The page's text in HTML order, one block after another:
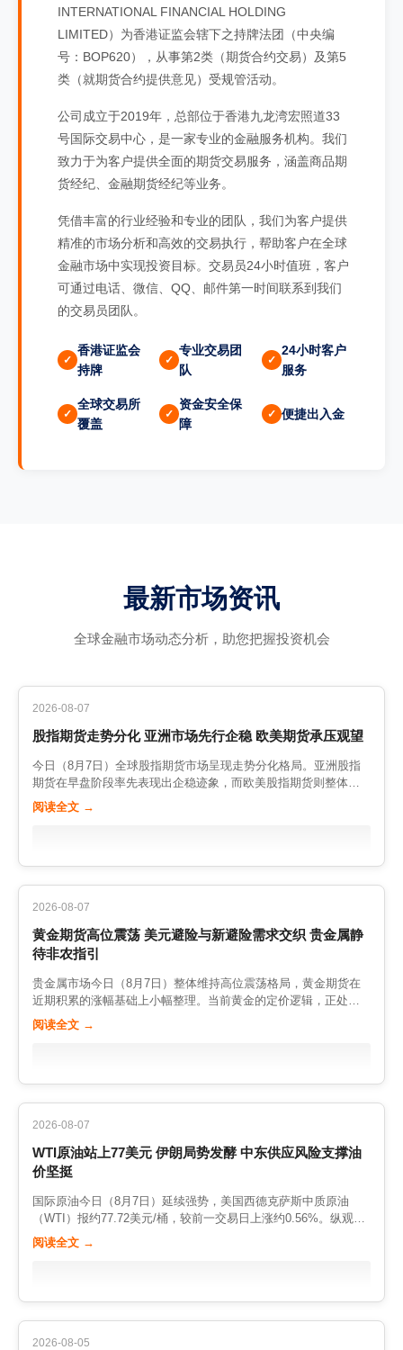
INTERNATIONAL FINANCIAL HOLDING
LIMITED）为香港证监会辖下之持牌法团（中央编
号：BOP620），从事第2类（期货合约交易）及第5
类（就期货合约提供意见）受规管活动。
公司成立于2019年，总部位于香港九龙湾宏照道33
号国际交易中心，是一家专业的金融服务机构。我们
致力于为客户提供全面的期货交易服务，涵盖商品期
货经纪、金融期货经纪等业务。
凭借丰富的行业经验和专业的团队，我们为客户提供
精准的市场分析和高效的交易执行，帮助客户在全球
金融市场中实现投资目标。交易员24小时值班，客户
可通过电话、微信、QQ、邮件第一时间联系到我们
的交易员团队。
香港证监会
持牌
专业交易团
队
24小时客户
服务
全球交易所
覆盖
资金安全保
障
便捷出入金
最新市场资讯
全球金融市场动态分析，助您把握投资机会
2026-08-07
股指期货走势分化 亚洲市场先行企稳 欧美期货承压观望
今日（8月7日）全球股指期货市场呈现走势分化格局。亚洲股指
期货在早盘阶段率先表现出企稳迹象，而欧美股指期货则整体承
压观望。这种分化的背后，反映的是不同市场对当前全球宏观环
境、地缘局势以及即将公布的美国非农数据的差异化预期。市场
后，出现了一定的反弹动能，技术性修复需求与估值修复预期形
成共振。然而这种反弹的持续性仍存疑问，因为全球投资者的目
光主要聚焦于今晚美国就业数据的表现。若美国经济数据疲软，
空间。 欧美股指期货方面，则更多受到美元走强以及美债收益率
波动的扰动。在伊朗局势为美元提供避险支撑的背景下，欧美股
美联储货币政策路径的反复预期，也加大了股指期货的波动幅
度，投资者在方向明朗前普遍选择观望。 宏观层面，美联储的利
率路径始终是影响全球股指期货走势的核心变量。若今晚非农数
度对立。 技术面上，主要股指期货近期大多处于区间震荡格局，
尚未形成明确的趋势突破。分析人士指出，在缺乏单一主导性驱
动因素的背景下，股指期货更可能延续宽幅震荡，等待宏观信号
提供方向性指引。短线交易者宜控制仓位、轻仓参与，波段操作
者则需耐心等待突破信号的出现。 综合来看，当前全球股指期货
市场正处于一个等待方向的关键节点。今晚美国非农数据的公
布，很可能为股指期货的短期走势定下基调。投资者应密切关注
数据结果及其对全球风险资产的影响，在充分评估风险的基础上
做出理性决策，切勿盲目追涨杀跌。 （本文基于2026年8月7日公
阅读全文 →
2026-08-07
黄金期货高位震荡 美元避险与新避险需求交织 贵金属静
待非农指引
贵金属市场今日（8月7日）整体维持高位震荡格局，黄金期货在
近期积累的涨幅基础上小幅整理。当前黄金的定价逻辑，正处于
美元避险需求与黄金自身避险保值属性之间的微妙博弈之中。一
方面，伊朗局势的紧张为黄金提供了传统的避险买盘支撑；另一
规律看，黄金与美元在多数时候呈现负相关关系——美元走强通
常压制金价，美元走弱则利好黄金。但在特定的地缘避险环境
下，两者也可能出现同涨的背离现象，因为此时避险资金会同时
杂状态中，交易者需要理解这种叠加逻辑，而不能简单套用负相
关规律。 宏观层面，今晚美国非农数据的公布，被视为决定贵金
期升温，实际利率下行将利好黄金，金价有望重拾升势；反之，
若数据强劲推高美债收益率与美元，黄金则可能面临一波回调压
力。贵金属对利率预期的敏感性，使其成为宏观数据日的风向标
者重新审视和重视。 对于投资者而言，黄金当前的高位震荡既是
机会也是挑战。建议密切关注非农数据公布后的市场反应，以及
阅读全文 →
2026-08-07
WTI原油站上77美元 伊朗局势发酵 中东供应风险支撑油
价坚挺
国际原油今日（8月7日）延续强势，美国西德克萨斯中质原油
（WTI）报约77.72美元/桶，较前一交易日上涨约0.56%。纵观近
一月走势，WTI累计涨幅已达5.71%，同比更是上涨超过21%，油
价处于明显的上行通道之中。这轮上涨的核心驱动力，正是笼罩
全球最重要的原油运输通道之一，每天约有数以百万桶计的原油
经由此处运往世界各地。一旦该海峡的通行安全受到威胁，全球
原油供应链将面临严重冲击。近期伊朗与相关方的对峙态势升
阅读全文 →
2026-08-05